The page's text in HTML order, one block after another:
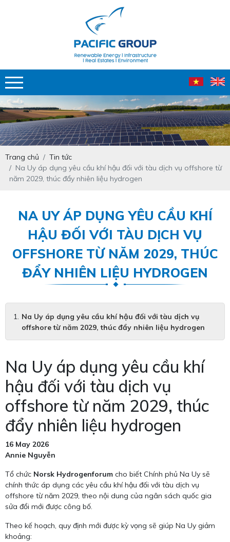
Trang chủ
Tin tức
Na Uy áp dụng yêu cầu khí hậu đối với tàu dịch vụ offshore từ
năm 2029, thúc đẩy nhiên liệu hydrogen
NA UY ÁP DỤNG YÊU CẦU KHÍ
HẬU ĐỐI VỚI TÀU DỊCH VỤ
OFFSHORE TỪ NĂM 2029, THÚC
ĐẨY NHIÊN LIỆU HYDROGEN
Na Uy áp dụng yêu cầu khí hậu đối với tàu dịch vụ
offshore từ năm 2029, thúc đẩy nhiên liệu hydrogen
Na Uy áp dụng yêu cầu khí
hậu đối với tàu dịch vụ
offshore từ năm 2029, thúc
đẩy nhiên liệu hydrogen
16 May 2026
Annie Nguyễn
Tổ chức Norsk Hydrogenforum cho biết Chính phủ Na Uy sẽ
chính thức áp dụng các yêu cầu khí hậu đối với tàu dịch vụ
offshore từ năm 2029, theo nội dung của ngân sách quốc gia
sửa đổi mới được công bố.
Theo kế hoạch, quy định mới được kỳ vọng sẽ giúp Na Uy giảm
khoảng: